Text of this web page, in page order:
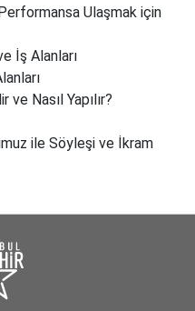
Ulaşmak için
İş Alanları
Nasıl Yapılır?
ile Söyleşi ve İkram